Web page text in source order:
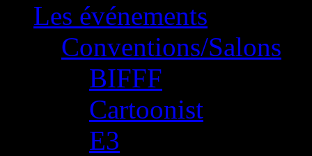
Les événements
Conventions/Salons
BIFFF
Cartoonist
E3